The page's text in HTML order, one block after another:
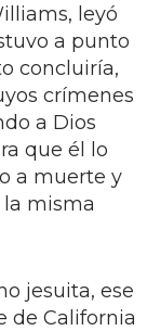
leyó
a punto
concluiría,
crímenes
a Dios
que él lo
a muerte y
la misma
jesuita, ese
de California